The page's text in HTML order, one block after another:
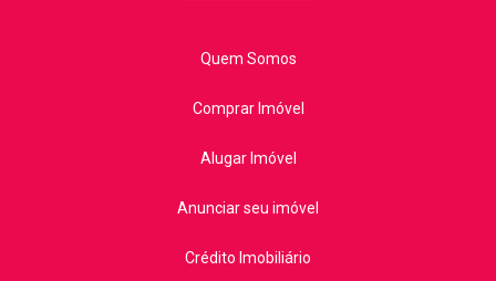
Quem Somos
Comprar Imóvel
Alugar Imóvel
Anunciar seu imóvel
Crédito Imobiliário